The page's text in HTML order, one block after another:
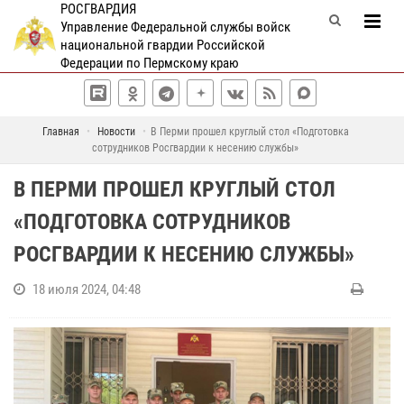
РОСГВАРДИЯ
Управление Федеральной службы войск
национальной гвардии Российской
Федерации по Пермскому краю
Главная Новости
В Перми прошел круглый стол «Подготовка
сотрудников Росгвардии к несению службы»
В ПЕРМИ ПРОШЕЛ КРУГЛЫЙ СТОЛ
«ПОДГОТОВКА СОТРУДНИКОВ
РОСГВАРДИИ К НЕСЕНИЮ СЛУЖБЫ»
18 июля 2024, 04:48